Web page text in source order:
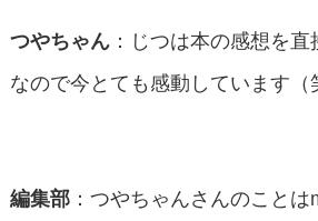
つやちゃん：じつは本の感想を直
なので今とても感動しています（
編集部：つやちゃんさんのことは